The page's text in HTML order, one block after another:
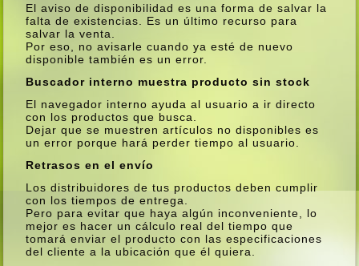
El aviso de disponibilidad es una forma de salvar la
falta de existencias. Es un último recurso para
salvar la venta.
Por eso, no avisarle cuando ya esté de nuevo
disponible también es un error.
Buscador interno muestra producto sin stock
El navegador interno ayuda al usuario a ir directo
con los productos que busca.
Dejar que se muestren artí­culos no disponibles es
un error porque hará perder tiempo al usuario.
Retrasos en el enví­o
Los distribuidores de tus productos deben cumplir
con los tiempos de entrega.
Pero para evitar que haya algún inconveniente, lo
mejor es hacer un cálculo real del tiempo que
tomará enviar el producto con las especificaciones
del cliente a la ubicación que él quiera.